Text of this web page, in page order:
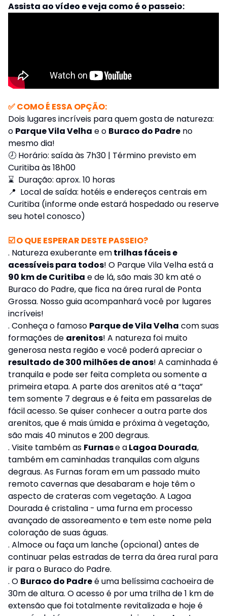
Assista ao vídeo e veja como é o passeio:
✅ COMO É ESSA OPÇÃO:
Dois lugares incríveis para quem gosta de natureza:
o Parque Vila Velha e o Buraco do Padre no
mesmo dia!
🕗 Horário: saída às 7h30 | Término previsto em
Curitiba às 18h00
⌛ Duração: aprox. 10 horas
📍 Local de saída: hotéis e endereços centrais em
Curitiba (informe onde estará hospedado ou reserve
seu hotel conosco)
☑️ O QUE ESPERAR DESTE PASSEIO?
. Natureza exuberante emtrilhas fáceis e
acessíveis para todos! O Parque Vila Velha está a
90 km de Curitiba e de lá, são mais 30 km até o
Buraco do Padre, que fica na área rural de Ponta
Grossa. Nosso guia acompanhará você por lugares
incríveis!
. Conheça o famoso Parque de Vila Velha com suas
formações de arenitos! A natureza foi muito
generosa nesta região e você poderá apreciar o
resultado de 300 milhões de anos! A caminhada é
tranquila e pode ser feita completa ou somente a
primeira etapa. A parte dos arenitos até a “taça”
tem somente 7 degraus e é feita em passarelas de
fácil acesso. Se quiser conhecer a outra parte dos
arenitos, que é mais úmida e próxima à vegetação,
são mais 40 minutos e 200 degraus.
. Visite também as Furnase aLagoa Dourada,
também em caminhadas tranquilas com alguns
degraus. As Furnas foram em um passado muito
remoto cavernas que desabaram e hoje têm o
aspecto de crateras com vegetação. A Lagoa
Dourada é cristalina - uma furna em processo
avançado de assoreamento e tem este nome pela
coloração de suas águas.
. Almoce ou faça um lanche (opcional) antes de
continuar pelas estradas de terra da área rural para
ir para o Buraco do Padre.
. O Buraco do Padreé uma belíssima cachoeira de
30m de altura. O acesso é por uma trilha de 1 km de
extensão que foi totalmente revitalizada e hoje é